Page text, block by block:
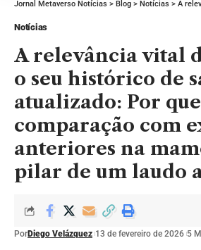
Jornal Metaverso Notícias > Blog > Notícias > A relevância vital de manter o
Notícias
A relevância vital
o seu histórico de
atualizado: Por
comparação com
anteriores na
pilar de um laudo
PorDiego Velázquez 13 de fevereiro de 2026 5